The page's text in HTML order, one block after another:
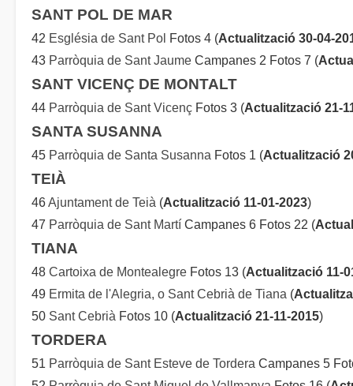
SANT POL DE MAR
42 Església de Sant Pol Fotos 4 (Actualització 30-04-
43 Parròquia de Sant Jaume Campanes 2 Fotos 7 (
SANT VICENÇ DE MONTALT
44 Parròquia de Sant Vicenç Fotos 3 (Actualització 21-
SANTA SUSANNA
45 Parròquia de Santa Susanna Fotos 1 (Actualització
TEIÀ
46Ajuntament de Teià (Actualització 11-01-2023)
47 Parròquia de Sant Martí Campanes 6 Fotos 22 (
TIANA
48 Cartoixa de Montealegre Fotos 13 (Actualització 11-
49 Ermita de l'Alegria, o Sant Cebrià de Tiana (
50 Sant Cebrià Fotos 10 (Actualització 21-11-2015)
TORDERA
51 Parròquia de Sant Esteve de Tordera Campanes 5